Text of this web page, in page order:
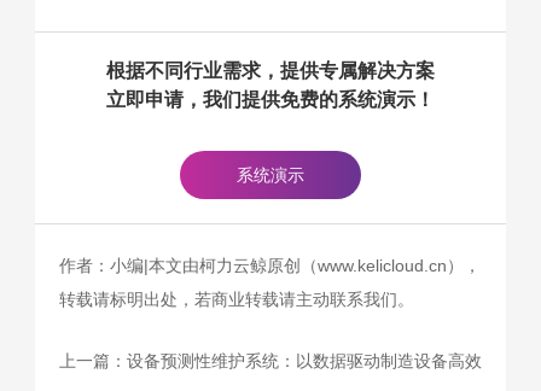
根据不同行业需求，提供专属解决方案
立即申请，我们提供免费的系统演示！
系统演示
作者：小编|本文由柯力云鲸原创（www.kelicloud.cn），
转载请标明出处，若商业转载请主动联系我们。
上一篇： 设备预测性维护系统：以数据驱动制造设备高效